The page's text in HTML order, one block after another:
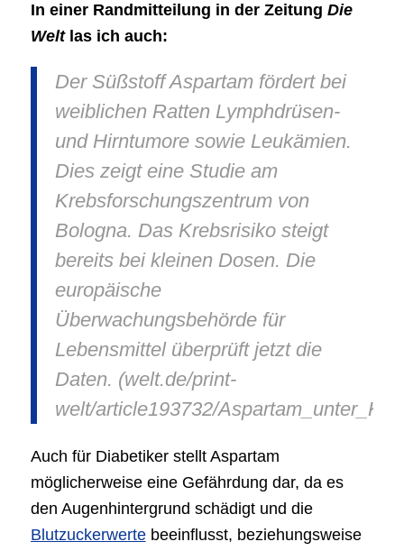
In einer Randmitteilung in der Zeitung Die
Weltlas ich auch:
Der Süßstoff Aspartam fördert bei
weiblichen Ratten Lymphdrüsen-
und Hirntumore sowie Leukämien.
Dies zeigt eine Studie am
Krebsforschungszentrum von
Bologna. Das Krebsrisiko steigt
bereits bei kleinen Dosen. Die
europäische
Überwachungsbehörde für
Lebensmittel überprüft jetzt die
Daten. (welt.de/print-
welt/article193732/
Auch für Diabetiker stellt Aspartam
möglicherweise eine Gefährdung dar, da es
den Augenhintergrund schädigt und die
Blutzuckerwertebeeinflusst, beziehungsweise